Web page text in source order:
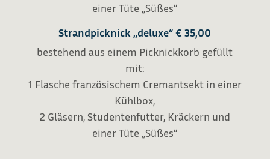
einer Tüte „Süßes“
Strandpicknick „deluxe“€35,00
bestehend aus einem Picknickkorb gefüllt
mit:
1 Flasche französischem Cremantsekt in einer
Kühlbox,
2 Gläsern, Studentenfutter, Kräckern und
einer Tüte „Süßes“